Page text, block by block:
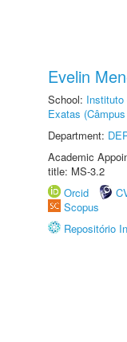
Evelin
School: Instituto
Exatas
Department:
Academic
title: MS-3.2
Orcid
Scopus
Repositório